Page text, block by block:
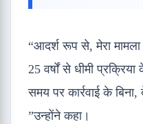
“आदर्श रूप से, मेरा
25 वर्षों से धीमी
समय पर कार्रवाई के
”उन्होंने कहा।